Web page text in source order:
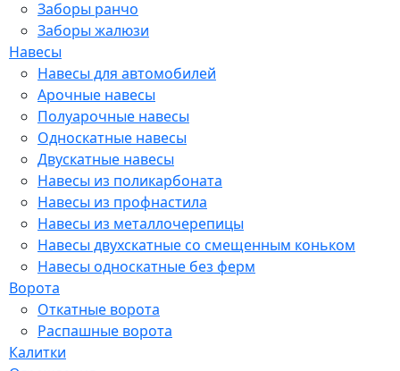
Заборы ранчо
Заборы жалюзи
Навесы
Навесы для автомобилей
Арочные навесы
Полуарочные навесы
Односкатные навесы
Двускатные навесы
Навесы из поликарбоната
Навесы из профнастила
Навесы из металлочерепицы
Навесы двухскатные со смещенным коньком
Навесы односкатные без ферм
Ворота
Откатные ворота
Распашные ворота
Калитки